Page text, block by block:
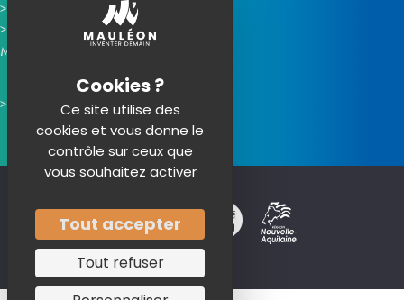
Horaires d'ouverture
Contacter la mairie
Mauléon sur les réseaux :
Ce site utilise des
cookies et vous donne le
contrôle sur ceux que
vous souhaitez activer
Tout accepter
Tout refuser